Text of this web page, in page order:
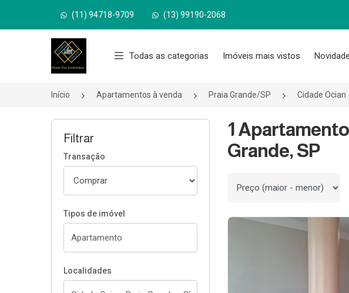
(11) 94718-9709 (13) 99190-2068
Página inicial
Todas as categorias Imóveis mais vistos
Início Apartamentos à venda Praia Grande/SP Cidade Ocian
Filtrar
Transação
Tipos de imóvel
Localidades
1
Grande, SP
Ordenar por